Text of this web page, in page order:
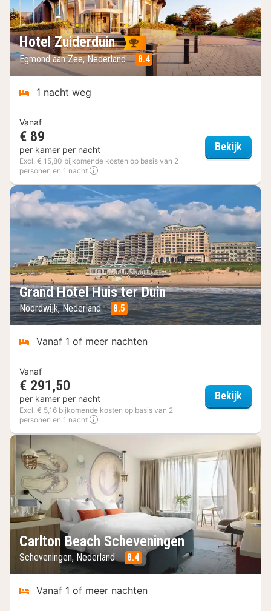
Hotel Zuiderduin
Egmond aan Zee, Nederland 8.4
1 nacht weg
Vanaf
€ 89
per kamer per nacht
Excl. € 15,80 bijkomende kosten op basis van 2
personen en 1 nacht
Bekijk
Grand Hotel Huis ter Duin
Noordwijk, Nederland 8.5
Vanaf 1 of meer nachten
Vanaf
€ 291,50
per kamer per nacht
Excl. € 5,16 bijkomende kosten op basis van 2
personen en 1 nacht
Bekijk
Carlton Beach Scheveningen
Scheveningen, Nederland 8.4
Vanaf 1 of meer nachten